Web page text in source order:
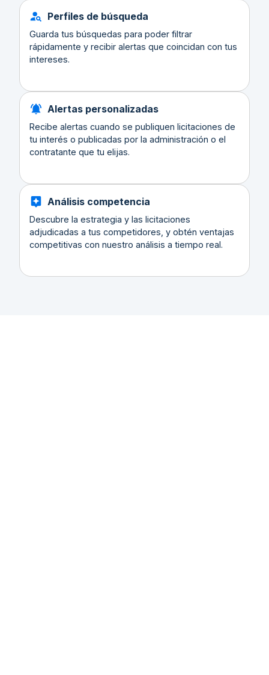
Perfiles de búsqueda
Guarda tus búsquedas para poder filtrar
rápidamente y recibir alertas que coincidan con tus
intereses.
Alertas personalizadas
Recibe alertas cuando se publiquen licitaciones de
tu interés o publicadas por la administración o el
contratante que tu elijas.
Análisis competencia
Descubre la estrategia y las licitaciones
adjudicadas a tus competidores, y obtén ventajas
competitivas con nuestro análisis a tiempo real.